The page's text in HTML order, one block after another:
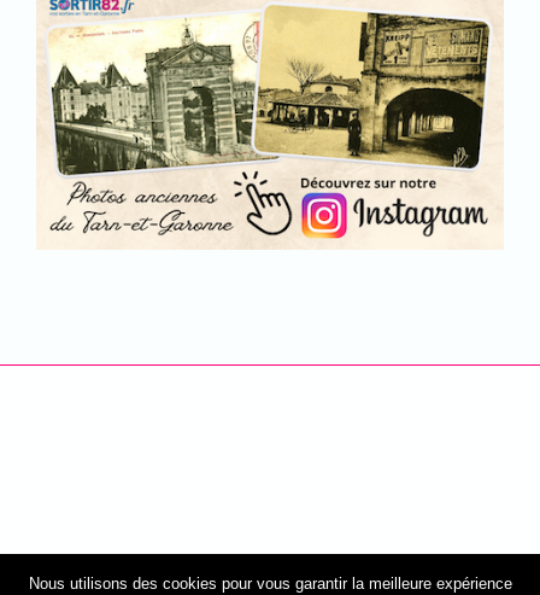
Nous utilisons des cookies pour vous garantir la meilleure expérience